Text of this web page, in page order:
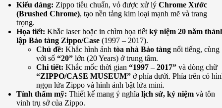
Kiểu dáng: Zippo tiêu chuẩn, vỏ được xử lý Chrome Xước
(Brushed Chrome), tạo nền tảng kim loại mạnh mẽ và trang
trọng.
Họa tiết: Khắc laser hoặc in chìm họa tiết kỷ niệm 20 năm
lập Bảo tàng Zippo/Case (1997 – 2017).
Chủ đề: Khắc hình ảnh tòa nhà Bảo tàng nổi tiếng, cùng
với số “20” lớn (20 Years) ở trung tâm.
Chi tiết: Khắc mốc thời gian “1997 – 2017” và dòng chữ
“ZIPPO/CASE MUSEUM” ở phía dưới. Phía trên có
ngọn lửa Zippo và hình ảnh bật lửa mini.
Tính thẩm mỹ: Thiết kế mang ý nghĩa lịch sử, kỷ niệm và tôn
vinh trụ sở của Zippo.